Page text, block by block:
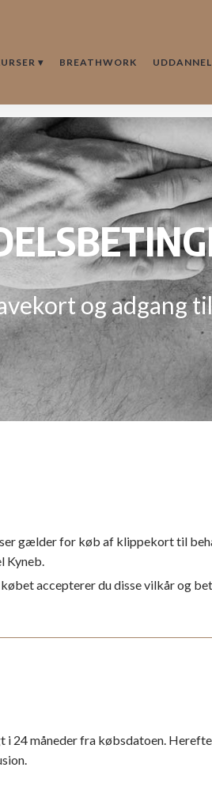
▾ BREATHWORK
og adgang
gælder for køb af klippekort til
Kyneb.
accepterer du disse vilkår og
i 24 måneder fra købsdatoen.